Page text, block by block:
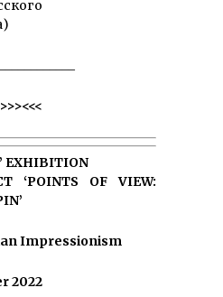
>>><<<
EXHIBITION
‘POINTS OF VIEW:
Impressionism
2022